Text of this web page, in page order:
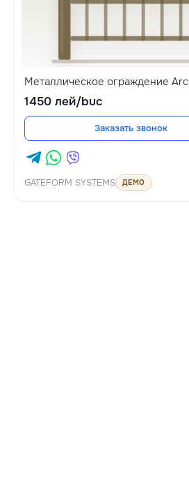
Металлическое ограждение Arc
1450 лей/buc
Заказать звонок
GATEFORM SYSTEMS ДЕМО